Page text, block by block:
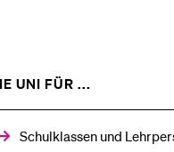
UNI FÜR ...
%1$S
Schulklassen und